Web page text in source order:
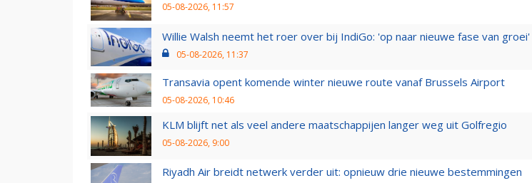
05-08-2026, 11:57
Willie Walsh neemt het roer over bij IndiGo: 'op naar nieuwe fase van groei'
05-08-2026, 11:37
Transavia opent komende winter nieuwe route vanaf Brussels Airport
05-08-2026, 10:46
KLM blijft net als veel andere maatschappijen langer weg uit Golfregio
05-08-2026, 9:00
Riyadh Air breidt netwerk verder uit: opnieuw drie nieuwe bestemmingen